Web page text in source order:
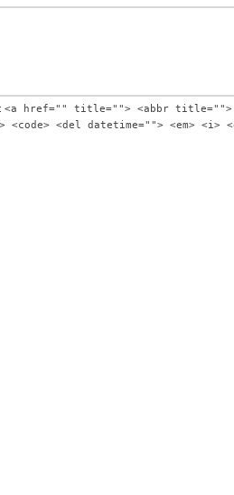
<a href="" title=""> <abbr title="">
<code> <del datetime=""> <em> <i>